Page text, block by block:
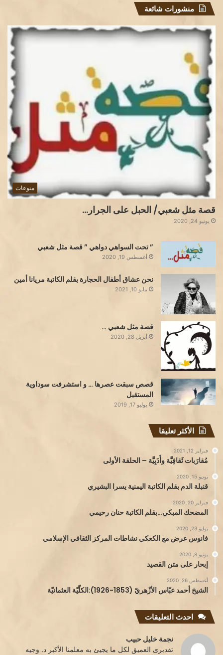
منشورات شائعة
منوعات
قصة مثل شعبي/ الحبل على الجرار…
يونيو 24, 2020
” تحت السواهي دواهي ” قصة مثل شعبي
أغسطس 19, 2020
نحن عشاق أطفال الحجارة بقلم الكاتبة مريانا أمين
مايو 10, 2021
قصة مثل شعبي …
أبريل 28, 2020
قصص سبقت عصرها … و استشرفت سوداوية
المستقبل
يوليو 17, 2019
الأكثر تعليقا
فبراير 12, 2021
مُقارَبات ثَقافِيَّة وأَدَبِيَّة – الحلقة الأولى
يونيو 15, 2020
قنبلة الدم بقلم الكاتبة اليمنية يسرا البشيري
فبراير 20, 2020
المضحك المبكي…بقلم الكاتبة حنان رحيمي
يوليو 23, 2020
فانوس عرض مع الكعكي نشاطات المركز الثقافي الإسلامي
يونيو 8, 2020
إبحار على متن القصيد
أغسطس 26, 2020
الشيخ أحمد عبّاس الأزْهريّ (1853-1926):الكلّيّة العثمانيّة
احدث التعليقات
نجمة خليل حبيب
تقدبرى العميق لكل ما يجيئ به معلمنا الأكبر د. وجيه